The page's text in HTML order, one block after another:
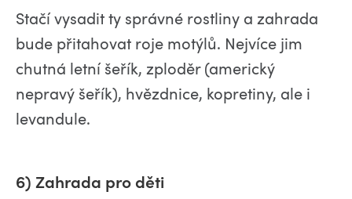
Stačí vysadit ty správné rostliny a zahrada
bude přitahovat roje motýlů. Nejvíce jim
chutná letní šeřík, zploděr (americký
nepravý šeřík), hvězdnice, kopretiny, ale i
levandule.
6) Zahrada pro děti